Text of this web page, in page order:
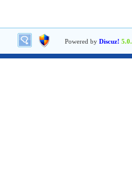
Powered by Discuz!